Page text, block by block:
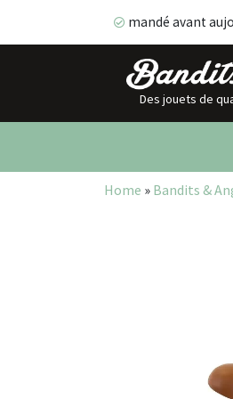
mandé avant
Des jouets de
mandé avant
Home » Bandits &